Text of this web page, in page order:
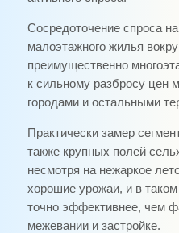
Сосредоточение спроса
малоэтажного жилья
преимущественно
к сильному разбросу цен
городами и остальными
Практически замер
также крупных полей
несмотря на нежаркое
хорошие урожаи, и в
точно эффективнее, чем
межевании и застройке.